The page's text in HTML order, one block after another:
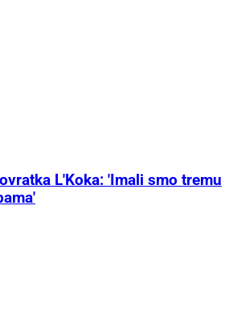
L'Koka: 'Imali smo tremu